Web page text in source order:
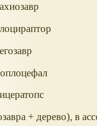
+ дерево), в